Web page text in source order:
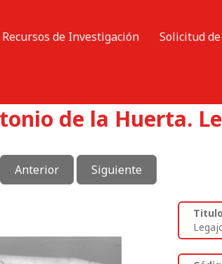
Recursos de Investigación Solicitud
de la Huerta.
Anterior Siguiente